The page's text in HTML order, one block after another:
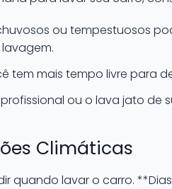
ou tempestuosos
tem mais tempo livre para
ou o lava jato de
Climáticas
quando lavar o carro.